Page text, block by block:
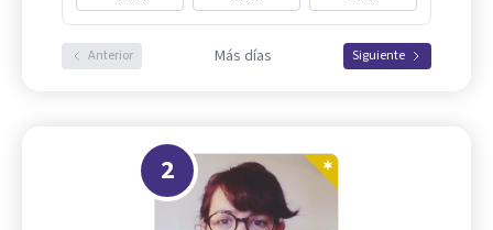
Anterior Más días Siguiente
2